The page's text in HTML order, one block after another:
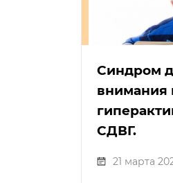
Синдром
внимания
СДВГ.
21 марта